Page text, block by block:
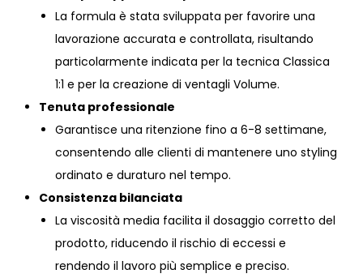
La formula è stata sviluppata per favorire una
lavorazione accurata e controllata, risultando
particolarmente indicata per la tecnica Classica
1:1 e per la creazione di ventagli Volume.
Tenuta professionale
Garantisce una ritenzione fino a 6-8 settimane,
consentendo alle clienti di mantenere uno styling
ordinato e duraturo nel tempo.
Consistenza bilanciata
La viscosità media facilita il dosaggio corretto del
prodotto, riducendo il rischio di eccessi e
rendendo il lavoro più semplice e preciso.